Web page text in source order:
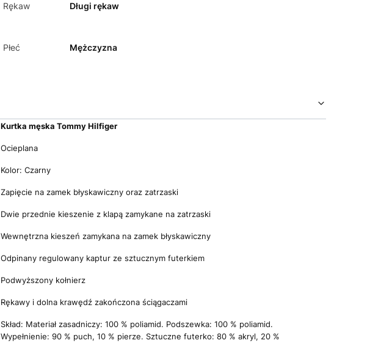
Rękaw Długi rękaw
Płeć Mężczyzna
Kurtka męska Tommy Hilfiger
Ocieplana
Kolor: Czarny
Zapięcie na zamek błyskawiczny oraz zatrzaski
Dwie przednie kieszenie z klapą zamykane na zatrzaski
Wewnętrzna kieszeń zamykana na zamek błyskawiczny
Odpinany regulowany kaptur ze sztucznym futerkiem
Podwyższony kołnierz
Rękawy i dolna krawędź zakończona ściągaczami
Skład: Materiał zasadniczy: 100 % poliamid. Podszewka: 100 % poliamid.
Wypełnienie: 90 % puch, 10 % pierze. Sztuczne futerko: 80 % akryl, 20 %